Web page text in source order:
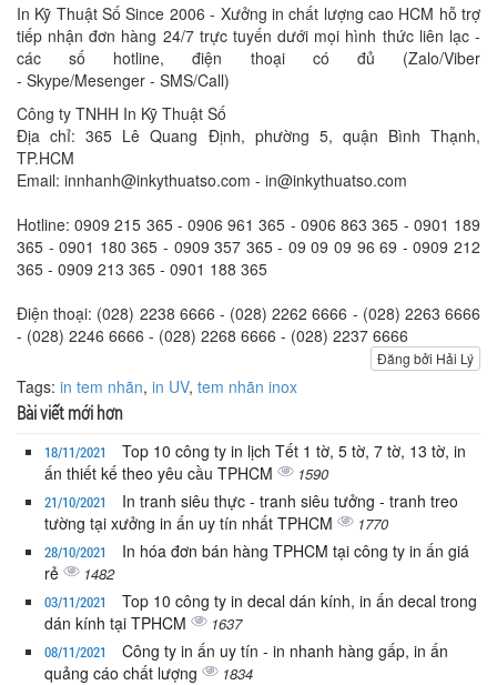
In Kỹ Thuật Số Since 2006 - Xưởng in chất lượng cao HCM hỗ trợ
tiếp nhận đơn hàng 24/7 trực tuyến dưới mọi hình thức liên lạc -
các số hotline, điện thoại có đủ (Zalo/Viber
- Skype/Mesenger - SMS/Call)
Công ty TNHH In Kỹ Thuật Số
Địa chỉ: 365 Lê Quang Định, phường 5, quận Bình Thạnh,
TP.HCM
Email: innhanh@inkythuatso.com - in@inkythuatso.com
Hotline: 0909 215 365 - 0906 961 365 - 0906 863 365 - 0901 189
365 - 0901 180 365 - 0909 357 365 - 09 09 09 96 69 - 0909 212
365 - 0909 213 365 - 0901 188 365
Điện thoại: (028) 2238 6666 - (028) 2262 6666 - (028) 2263 6666
- (028) 2246 6666 - (028) 2268 6666 - (028) 2237 6666
Đăng bởi Hải Lý
Tags: in tem nhãn, in UV, tem nhãn inox
Bài viết mới hơn
18/11/2021
Top 10 công ty in lịch Tết 1 tờ, 5 tờ, 7 tờ, 13 tờ, in
ấn thiết kế theo yêu cầu TPHCM
1590
21/10/2021
In tranh siêu thực - tranh siêu tưởng - tranh treo
tường tại xưởng in ấn uy tín nhất TPHCM
1770
28/10/2021
In hóa đơn bán hàng TPHCM tại công ty in ấn giá
rẻ
1482
03/11/2021
Top 10 công ty in decal dán kính, in ấn decal trong
dán kính tại TPHCM
1637
08/11/2021
Công ty in ấn uy tín - in nhanh hàng gấp, in ấn
quảng cáo chất lượng
1834